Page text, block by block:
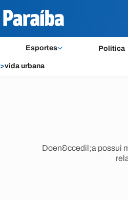
Esportes Política
>vida urbana
Doen&ccedil;a possui